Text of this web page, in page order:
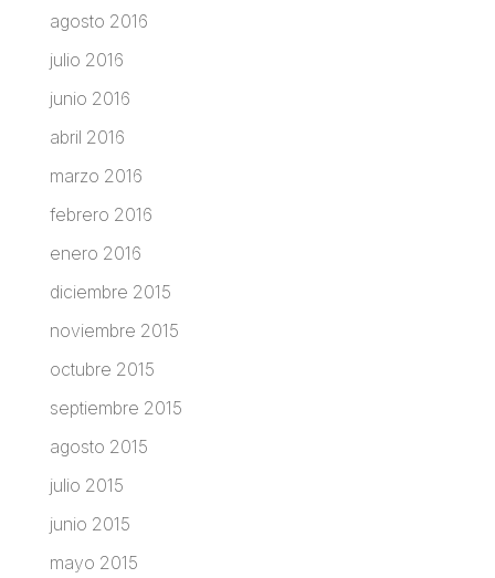
agosto 2016
julio 2016
junio 2016
abril 2016
marzo 2016
febrero 2016
enero 2016
diciembre 2015
noviembre 2015
octubre 2015
septiembre 2015
agosto 2015
julio 2015
junio 2015
mayo 2015